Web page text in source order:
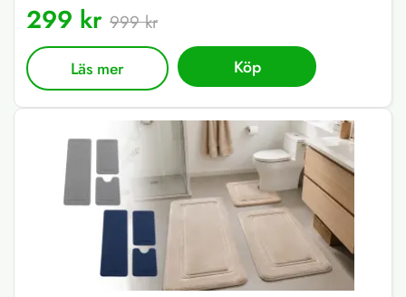
299 kr 999 kr
Läs mer Köp